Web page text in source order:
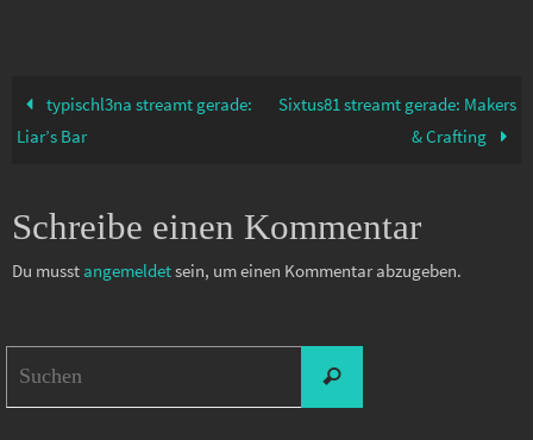
typischl3na streamt gerade:
Liar’s Bar
Sixtus81 streamt gerade: Makers
& Crafting
Schreibe einen Kommentar
Du musst angemeldetsein, um einen Kommentar abzugeben.
Suchen